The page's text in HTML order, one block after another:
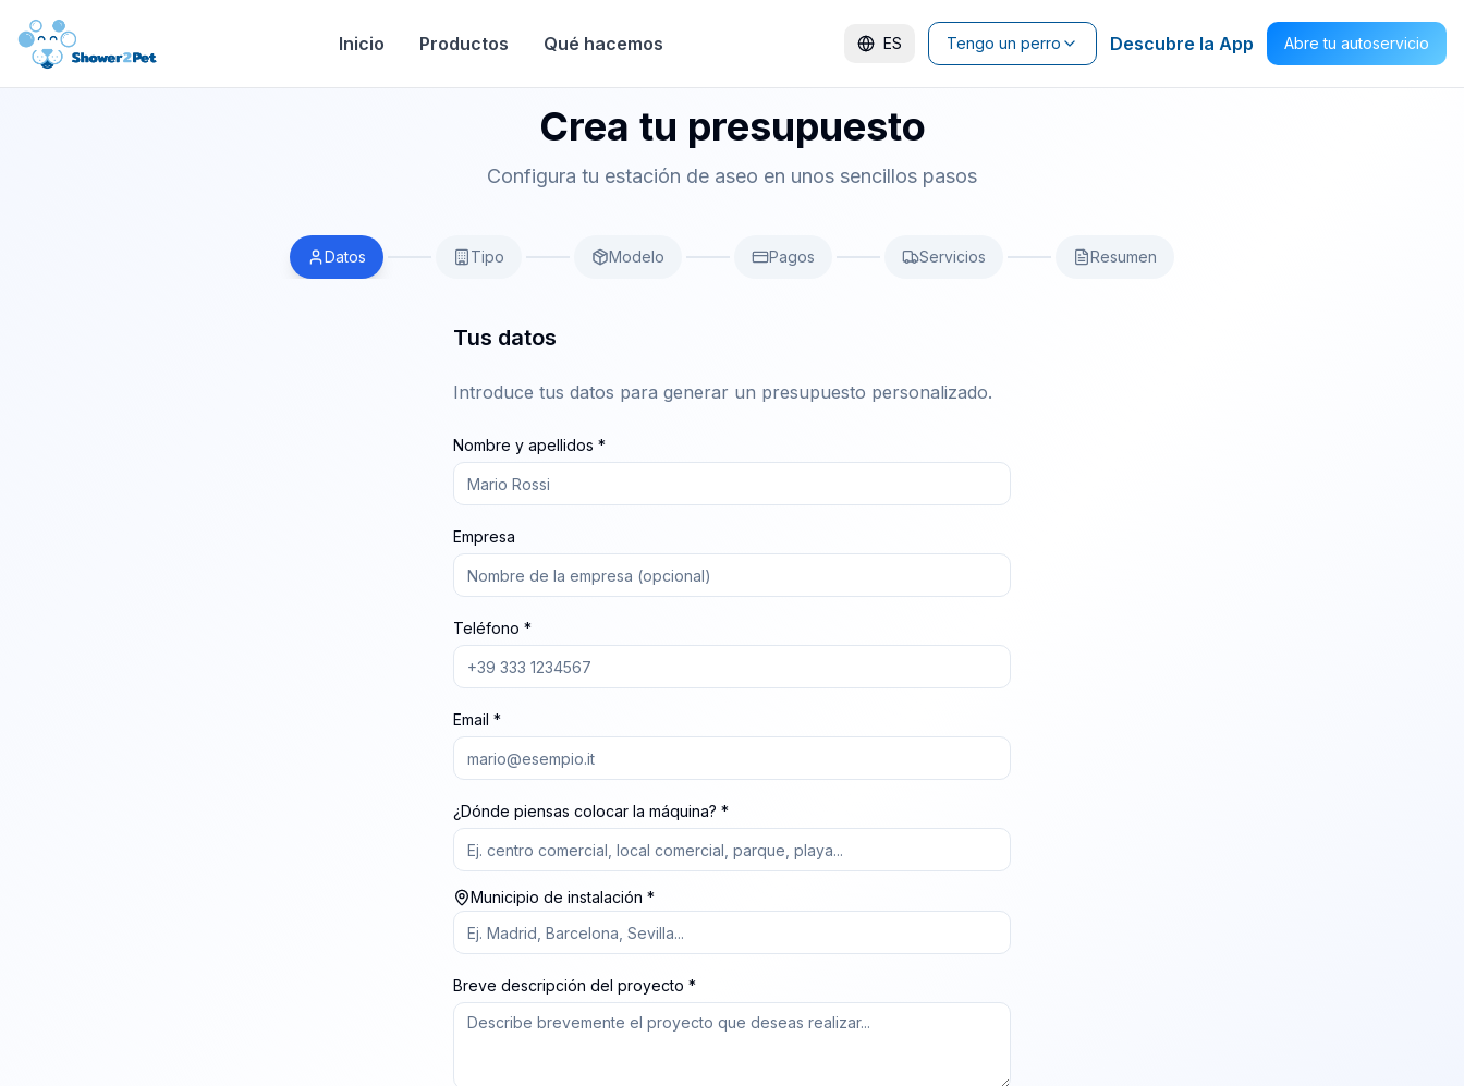
Inicio Productos Qué hacemos ES Tengo un perro Descubre la App Abre tu autoservicio
Crea tu presupuesto
Configura tu estación de aseo en unos sencillos pasos
Datos Tipo Modelo Pagos Servicios Resumen
Tus datos
Introduce tus datos para generar un presupuesto personalizado.
Nombre y apellidos *
Empresa
Teléfono *
Email *
¿Dónde piensas colocar la máquina? *
Municipio de instalación *
Breve descripción del proyecto *